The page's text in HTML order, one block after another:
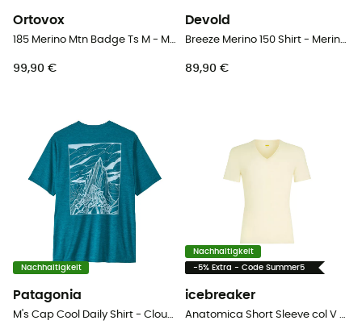
Ortovox
185 Merino Mtn Badge Ts M - Merinoshirt - Herren
99,90 €
Devold
Breeze Merino 150 Shirt - Merinoshirt - Herren
89,90 €
Nachhaltigkeit
Patagonia
M's Cap Cool Daily Shirt - Cloud Crag - T-Shirt - Herren
Nachhaltigkeit
-5% Extra - Code Summer5
icebreaker
Anatomica Short Sleeve col V en Mérinos - Merinoshirt - Herren